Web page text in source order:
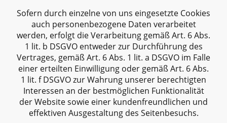
Sofern durch einzelne von uns eingesetzte Cookies
auch personenbezogene Daten verarbeitet
werden, erfolgt die Verarbeitung gemäß Art. 6 Abs.
1 lit. b DSGVO entweder zur Durchführung des
Vertrages, gemäß Art. 6 Abs. 1 lit. a DSGVO im Falle
einer erteilten Einwilligung oder gemäß Art. 6 Abs.
1 lit. f DSGVO zur Wahrung unserer berechtigten
Interessen an der bestmöglichen Funktionalität
der Website sowie einer kundenfreundlichen und
effektiven Ausgestaltung des Seitenbesuchs.